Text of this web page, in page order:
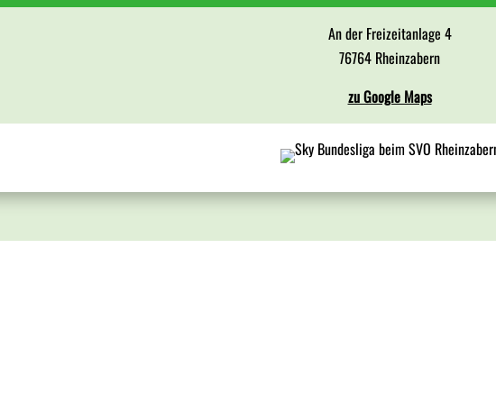
An der Freizeitanlage 4
76764 Rheinzabern
zu Google Maps